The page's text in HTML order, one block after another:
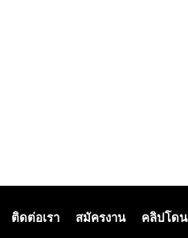
ติดต่อเรา สมัครงาน คลิปโดน